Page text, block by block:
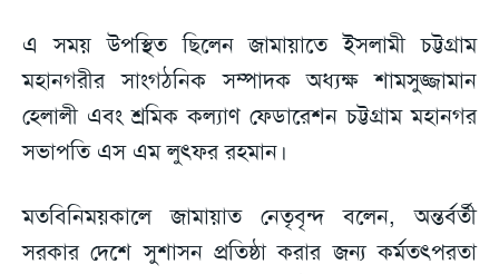
এ সময় উপস্থিত ছিলেন জামায়াতে ইসলামী চট্টগ্রাম
মহানগরীর সাংগঠনিক সম্পাদক অধ্যক্ষ শামসুজ্জামান
হেলালী এবং শ্রমিক কল্যাণ ফেডারেশন চট্টগ্রাম মহানগর
সভাপতি এস এম লুৎফর রহমান।
মতবিনিময়কালে জামায়াত নেতৃবৃন্দ বলেন, অন্তর্বর্তী
সরকার দেশে সুশাসন প্রতিষ্ঠা করার জন্য কর্মতৎপরতা